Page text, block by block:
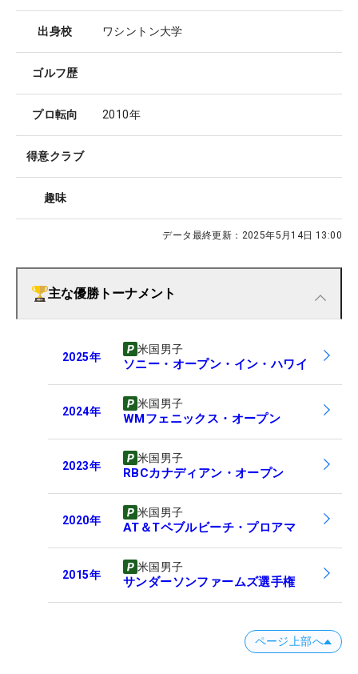
出身校 ワシントン大学
ゴルフ歴
プロ転向 2010年
得意クラブ
趣味
データ最終更新： 2025年5月14日 13:00
主な優勝トーナメント
2025年
米国男子
ソニー・オープン・イン・ハワイ
2024年
米国男子
WMフェニックス・オープン
2023年
米国男子
RBCカナディアン・オープン
2020年
米国男子
AT＆Tペブルビーチ・プロアマ
2015年
米国男子
サンダーソンファームズ選手権
ページ上部へ